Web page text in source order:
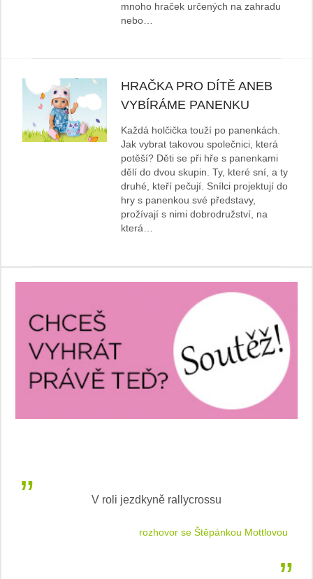
mnoho hraček určených na zahradu
nebo…
HRAČKA PRO DÍTĚ ANEB
VYBÍRÁME PANENKU
Každá holčička touží po panenkách.
Jak vybrat takovou společnici, která
potěší? Děti se při hře s panenkami
dělí do dvou skupin. Ty, které sní, a ty
druhé, kteří pečují. Snílci projektují do
hry s panenkou své představy,
prožívají s nimi dobrodružství, na
která…
V roli jezdkyně rallycrossu
rozhovor se Štěpánkou Mottlovou